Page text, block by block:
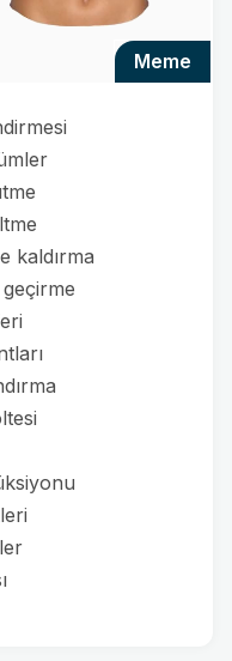
meme
kaldırma